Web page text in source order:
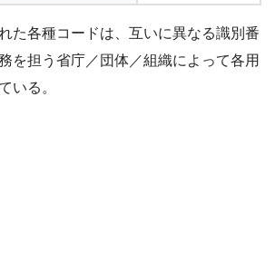
た各種コードは、互いに異なる識別番
を担う省庁／団体／組織によって各用
いる。